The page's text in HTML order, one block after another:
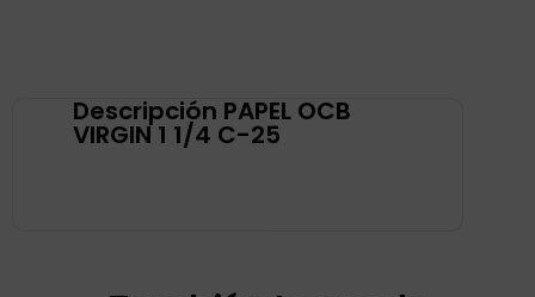
Descripción PAPEL OCB
VIRGIN 1 1/4 C-25